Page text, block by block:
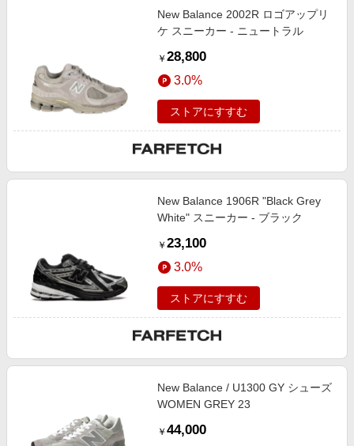
New Balance 2002R ロゴアップリ
ケ スニーカー - ニュートラル
￥ 28,800
3.0%
ストアにすすむ
New Balance 1906R "Black Grey
White" スニーカー - ブラック
￥ 23,100
3.0%
ストアにすすむ
New Balance / U1300 GY シューズ
WOMEN GREY 23
￥ 44,000